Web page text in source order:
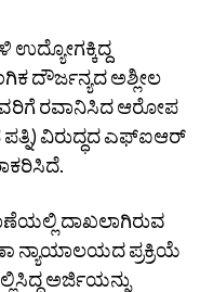
ಉದ್ಯೋಗಕ್ಕಿದ್ದ
ದೌರ್ಜನ್ಯದ ಅಶ್ಲೀಲ
ರವಾನಿಸಿದ ಆರೋಪ
ವಿರುದ್ಧದ ಎಫ್‌ಐಆರ್
ದಾಖಲಾಗಿರುವ
ನ್ಯಾಯಾಲಯದ ಪ್ರಕ್ರಿಯೆ
ಅರ್ಜಿಯನ್ನು